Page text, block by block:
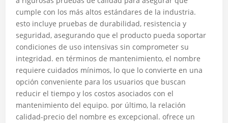
cumple con los más altos estándares de la industria.
esto incluye pruebas de durabilidad, resistencia y
seguridad, asegurando que el producto pueda soportar
condiciones de uso intensivas sin comprometer su
integridad. en términos de mantenimiento, el nombre
requiere cuidados mínimos, lo que lo convierte en una
opción conveniente para los usuarios que buscan
reducir el tiempo y los costos asociados con el
mantenimiento del equipo. por último, la relación
calidad-precio del nombre es excepcional. ofrece un